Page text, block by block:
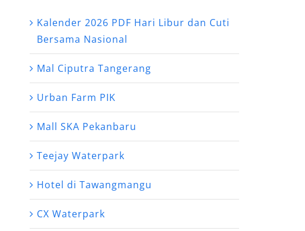
Kalender 2026 PDF Hari Libur dan Cuti
Bersama Nasional
Mal Ciputra Tangerang
Urban Farm PIK
Mall SKA Pekanbaru
Teejay Waterpark
Hotel di Tawangmangu
CX Waterpark